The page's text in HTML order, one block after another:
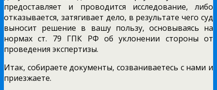
предоставляет и проводится исследование, либо
отказывается, затягивает дело, в результате чего суд
выносит решение в вашу пользу, основываясь на
нормах ст. 79 ГПК РФ об уклонении стороны от
проведения экспертизы.
Итак, собираете документы, созваниваетесь с нами и
приезжаете.